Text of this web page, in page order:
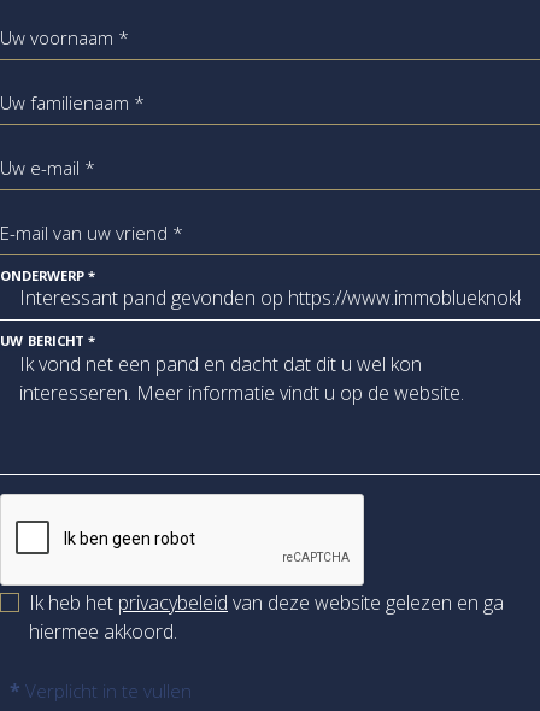
Uw voornaam *
Uw familienaam *
Uw e-mail *
E-mail van uw vriend *
ONDERWERP *
UW BERICHT *
Ik heb het privacybeleid van deze website gelezen en ga
hiermee akkoord.
* Verplicht in te vullen